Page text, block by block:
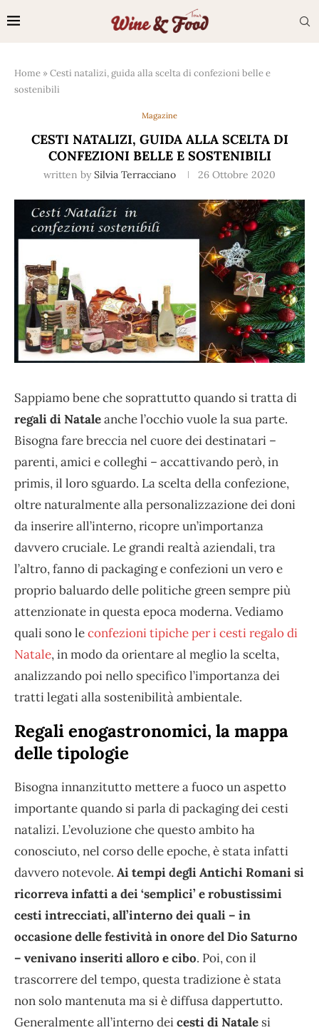
Home »Cesti natalizi, guida alla scelta di confezioni belle e
sostenibili
Magazine
CESTI NATALIZI, GUIDA ALLA SCELTA DI
CONFEZIONI BELLE E SOSTENIBILI
written by Silvia Terracciano 26 Ottobre 2020
Sappiamo bene che soprattutto quando si tratta di
regali di Nataleanche l’occhio vuole la sua parte.
Bisogna fare breccia nel cuore dei destinatari –
parenti, amici e colleghi – accattivando però, in
primis, il loro sguardo. La scelta della confezione,
oltre naturalmente alla personalizzazione dei doni
da inserire all’interno, ricopre un’importanza
davvero cruciale. Le grandi realtà aziendali, tra
l’altro, fanno di packaging e confezioni un vero e
proprio baluardo delle politiche green sempre più
attenzionate in questa epoca moderna. Vediamo
quali sono leconfezioni tipiche per i cesti regalo di
Natale, in modo da orientare al meglio la scelta,
analizzando poi nello specifico l’importanza dei
tratti legati alla sostenibilità ambientale.
Regali enogastronomici, la mappa
delle tipologie
Bisogna innanzitutto mettere a fuoco un aspetto
importante quando si parla di packaging dei cesti
natalizi. L’evoluzione che questo ambito ha
conosciuto, nel corso delle epoche, è stata infatti
davvero notevole. Ai tempi degli Antichi Romani si
ricorreva infatti a dei ‘semplici’ e robustissimi
cesti intrecciati, all’interno dei quali – in
occasione delle festività in onore del Dio Saturno
– venivano inseriti alloro e cibo. Poi, con il
trascorrere del tempo, questa tradizione è stata
non solo mantenuta ma si è diffusa dappertutto.
Generalmente all’interno deicesti di Natale si